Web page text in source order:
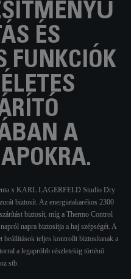
ÉS
FUNKCIÓK
A
x KARL LAGERFELD Studio Dry
biztosít. Az energiatakarékos 2300
biztosít, míg a Thermo Control
napra biztosítja a haj szépségét. A
beállítások teljes kontrollt biztosítanak a
a legapróbb részletekig történő
stb.